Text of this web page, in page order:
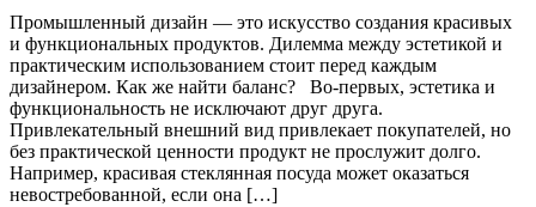
Промышленный дизайн — это искусство создания красивых
и функциональных продуктов. Дилемма между эстетикой и
практическим использованием стоит перед каждым
дизайнером. Как же найти баланс? Во-первых, эстетика и
функциональность не исключают друг друга.
Привлекательный внешний вид привлекает покупателей, но
без практической ценности продукт не прослужит долго.
Например, красивая стеклянная посуда может оказаться
невостребованной, если она […]